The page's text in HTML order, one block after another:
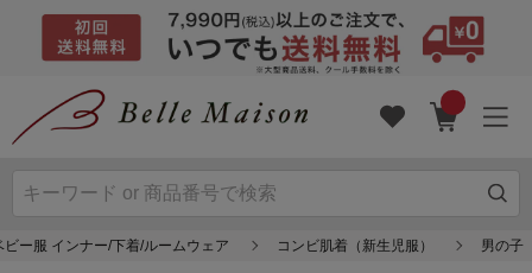
ビー服 インナー/下着/ルームウェア コンビ肌着（新生児服） 男の子